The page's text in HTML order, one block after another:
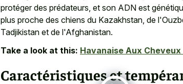
protéger des prédateurs, et son ADN est
plus proche des chiens du Kazakhstan, de
Tadjikistan et de l'Afghanistan.
Take a look at this: Havanaise Aux Cheveux
Caractéristiques et